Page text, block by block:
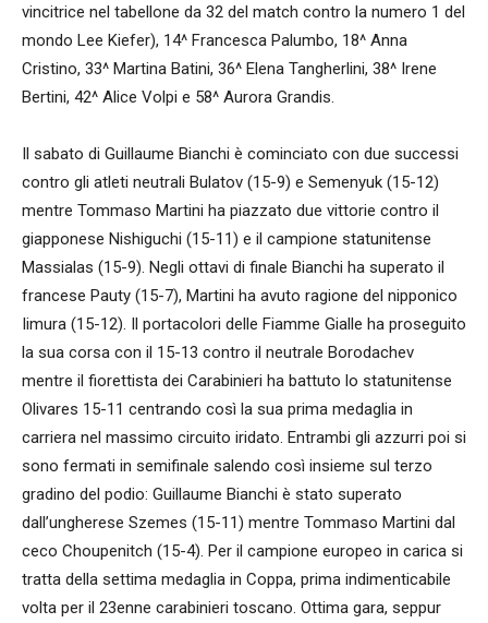
vincitrice nel tabellone da 32 del match contro la numero 1 del
mondo Lee Kiefer), 14^ Francesca Palumbo, 18^ Anna
Cristino, 33^ Martina Batini, 36^ Elena Tangherlini, 38^ Irene
Bertini, 42^ Alice Volpi e 58^ Aurora Grandis.
Il sabato di Guillaume Bianchi è cominciato con due successi
contro gli atleti neutrali Bulatov (15-9) e Semenyuk (15-12)
mentre Tommaso Martini ha piazzato due vittorie contro il
giapponese Nishiguchi (15-11) e il campione statunitense
Massialas (15-9). Negli ottavi di finale Bianchi ha superato il
francese Pauty (15-7), Martini ha avuto ragione del nipponico
Iimura (15-12). Il portacolori delle Fiamme Gialle ha proseguito
la sua corsa con il 15-13 contro il neutrale Borodachev
mentre il fiorettista dei Carabinieri ha battuto lo statunitense
Olivares 15-11 centrando così la sua prima medaglia in
carriera nel massimo circuito iridato. Entrambi gli azzurri poi si
sono fermati in semifinale salendo così insieme sul terzo
gradino del podio: Guillaume Bianchi è stato superato
dall’ungherese Szemes (15-11) mentre Tommaso Martini dal
ceco Choupenitch (15-4). Per il campione europeo in carica si
tratta della settima medaglia in Coppa, prima indimenticabile
volta per il 23enne carabinieri toscano. Ottima gara, seppur